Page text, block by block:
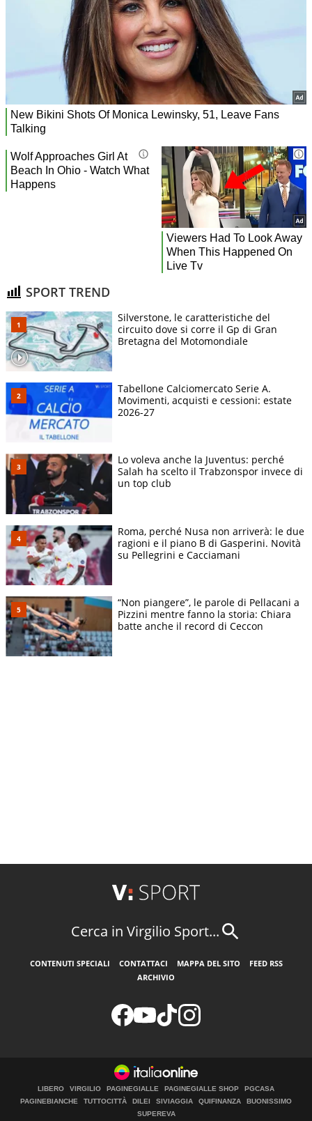
SPORT TREND
Silverstone, le caratteristiche del
circuito dove si corre il Gp di Gran
Bretagna del Motomondiale
Tabellone Calciomercato Serie A.
Movimenti, acquisti e cessioni: estate
2026-27
Lo voleva anche la Juventus: perché
Salah ha scelto il Trabzonspor invece di
un top club
Roma, perché Nusa non arriverà: le due
ragioni e il piano B di Gasperini. Novità
su Pellegrini e Cacciamani
“Non piangere”, le parole di Pellacani a
Pizzini mentre fanno la storia: Chiara
batte anche il record di Ceccon
Cerca in Virgilio Sport...
CONTENUTI SPECIALI CONTATTACI MAPPA DEL SITO
FEED RSS
ARCHIVIO
LIBERO VIRGILIO PAGINEGIALLE PAGINEGIALLE SHOP
PGCASA
PAGINEBIANCHE
TUTTOCITTÀ DILEI SIVIAGGIA QUIFINANZA
BUONISSIMO
SUPEREVA